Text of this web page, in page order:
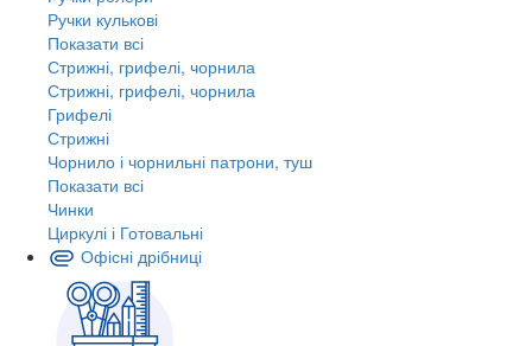
Ручки кулькові
Показати всі
Стрижні, грифелі, чорнила
Стрижні, грифелі, чорнила
Грифелі
Стрижні
Чорнило і чорнильні патрони, туш
Показати всі
Чинки
Циркулі і Готовальні
Офісні дрібниці